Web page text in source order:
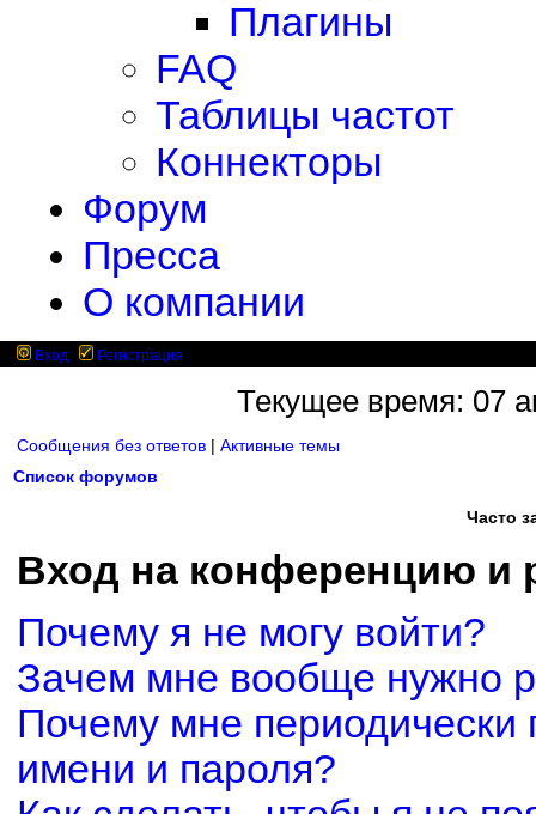
Плагины
FAQ
Таблицы частот
Коннекторы
Форум
Пресса
О компании
Вход Регистрация
Текущее время: 07
Сообщения без ответов | Активные темы
Список форумов
Часто
Вход на конференцию и
Почему я не могу войти?
Зачем мне вообще нужно
Почему мне периодически
имени и пароля?